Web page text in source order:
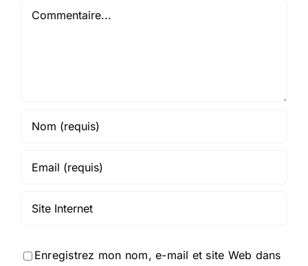
Commentaire
Enregistrez mon nom, e-mail et site Web dans